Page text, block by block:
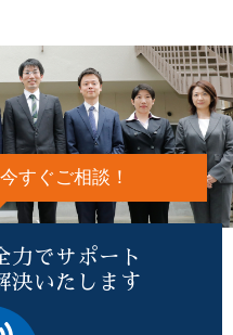
すぐご相談！
力でサポート
決いたします